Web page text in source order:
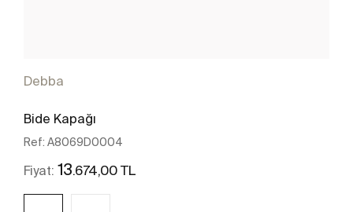
Debba
Bide Kapağı
Ref: A8069D0004
Fiyat: 13.674,00 TL